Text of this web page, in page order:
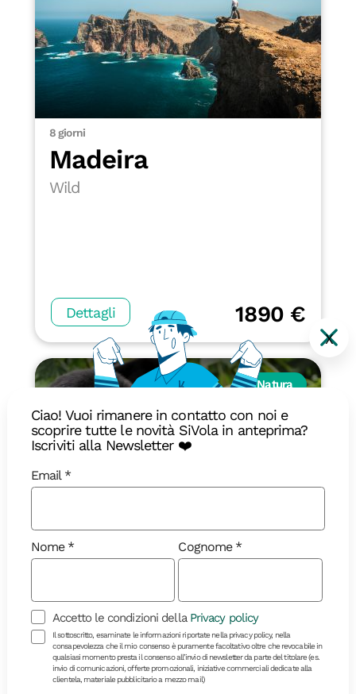
8 giorni
Madeira
Wild
Dettagli 1890 €
Natura
Gorilla Expedition
X
Ciao! Vuoi rimanere in contatto con noi e
scoprire tutte le novità SiVola in anteprima?
Iscriviti alla Newsletter ❤️
Email
Nome Cognome
Accetto le condizioni della Privacy policy
Il sottoscritto, esaminate le informazioni riportate nella privacy policy, nella
consapevolezza che il mio consenso è puramente facoltativo oltre che revocabile in
qualsiasi momento presta il consenso all’invio di newsletter da parte del titolare (es.
invio di comunicazioni, offerte promozionali, iniziative commerciali dedicate alla
clientela, materiale pubblicitario a mezzo mail)